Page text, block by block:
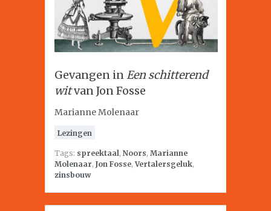
Gevangen inEen schitterend
witvan Jon Fosse
Marianne Molenaar
Lezingen
Tags: spreektaal, Noors, Marianne
Molenaar, Jon Fosse,Vertalersgeluk,
zinsbouw